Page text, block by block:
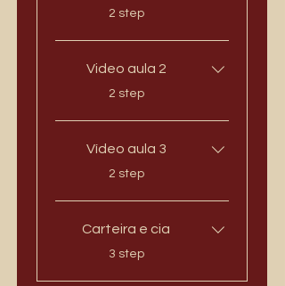
.
2 step
Video aula 2
.
2 step
Vídeo aula 3
.
2 step
Carteira e cia
.
3 step